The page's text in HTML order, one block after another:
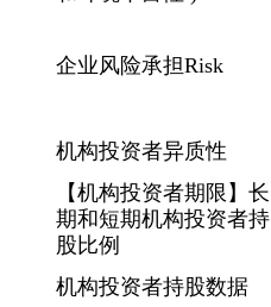
企业风险承担Risk
机构投资者异质性
【机构投资者期限】长
期和短期机构投资者持
股比例
机构投资者持股数据